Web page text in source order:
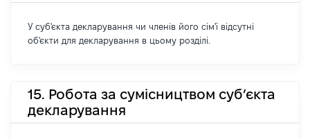
У суб'єкта декларування чи членів його сім'ї відсутні
об'єкти для декларування в цьому розділі.
15. Робота за сумісництвом суб’єкта
декларування